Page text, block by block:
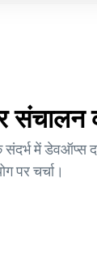
संचालन
में डेवऑप्स
पर चर्चा।